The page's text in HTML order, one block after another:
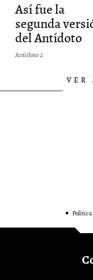
Así fue la
segunda
del Antídoto
Antídoto 2
VER